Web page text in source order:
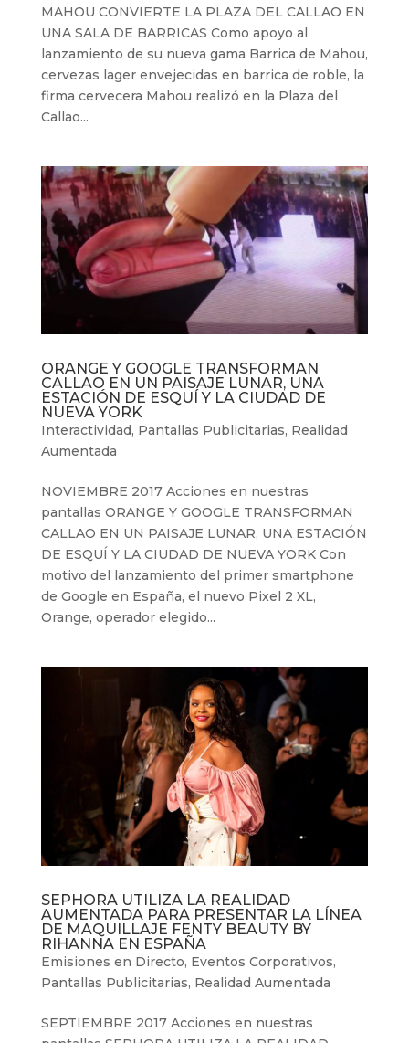
MAHOU CONVIERTE LA PLAZA DEL CALLAO EN
UNA SALA DE BARRICAS Como apoyo al
lanzamiento de su nueva gama Barrica de Mahou,
cervezas lager envejecidas en barrica de roble, la
firma cervecera Mahou realizó en la Plaza del
Callao...
ORANGE Y GOOGLE TRANSFORMAN
CALLAO EN UN PAISAJE LUNAR, UNA
ESTACIÓN DE ESQUÍ Y LA CIUDAD DE
NUEVA YORK
Interactividad, Pantallas Publicitarias, Realidad
Aumentada
NOVIEMBRE 2017 Acciones en nuestras
pantallas ORANGE Y GOOGLE TRANSFORMAN
CALLAO EN UN PAISAJE LUNAR, UNA ESTACIÓN
DE ESQUÍ Y LA CIUDAD DE NUEVA YORK Con
motivo del lanzamiento del primer smartphone
de Google en España, el nuevo Pixel 2 XL,
Orange, operador elegido...
SEPHORA UTILIZA LA REALIDAD
AUMENTADA PARA PRESENTAR LA LÍNEA
DE MAQUILLAJE FENTY BEAUTY BY
RIHANNA EN ESPAÑA
Emisiones en Directo, Eventos Corporativos,
Pantallas Publicitarias, Realidad Aumentada
SEPTIEMBRE 2017 Acciones en nuestras